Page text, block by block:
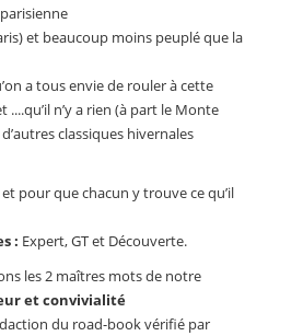
et beaucoup moins peuplé que la
a tous envie de rouler à cette
....qu’il n’y a rien (à part le Monte
classiques hivernales
pour que chacun y trouve ce qu’il
: Expert, GT et Découverte.
les 2 maîtres mots de notre
etconvivialité
du road-book vérifié par